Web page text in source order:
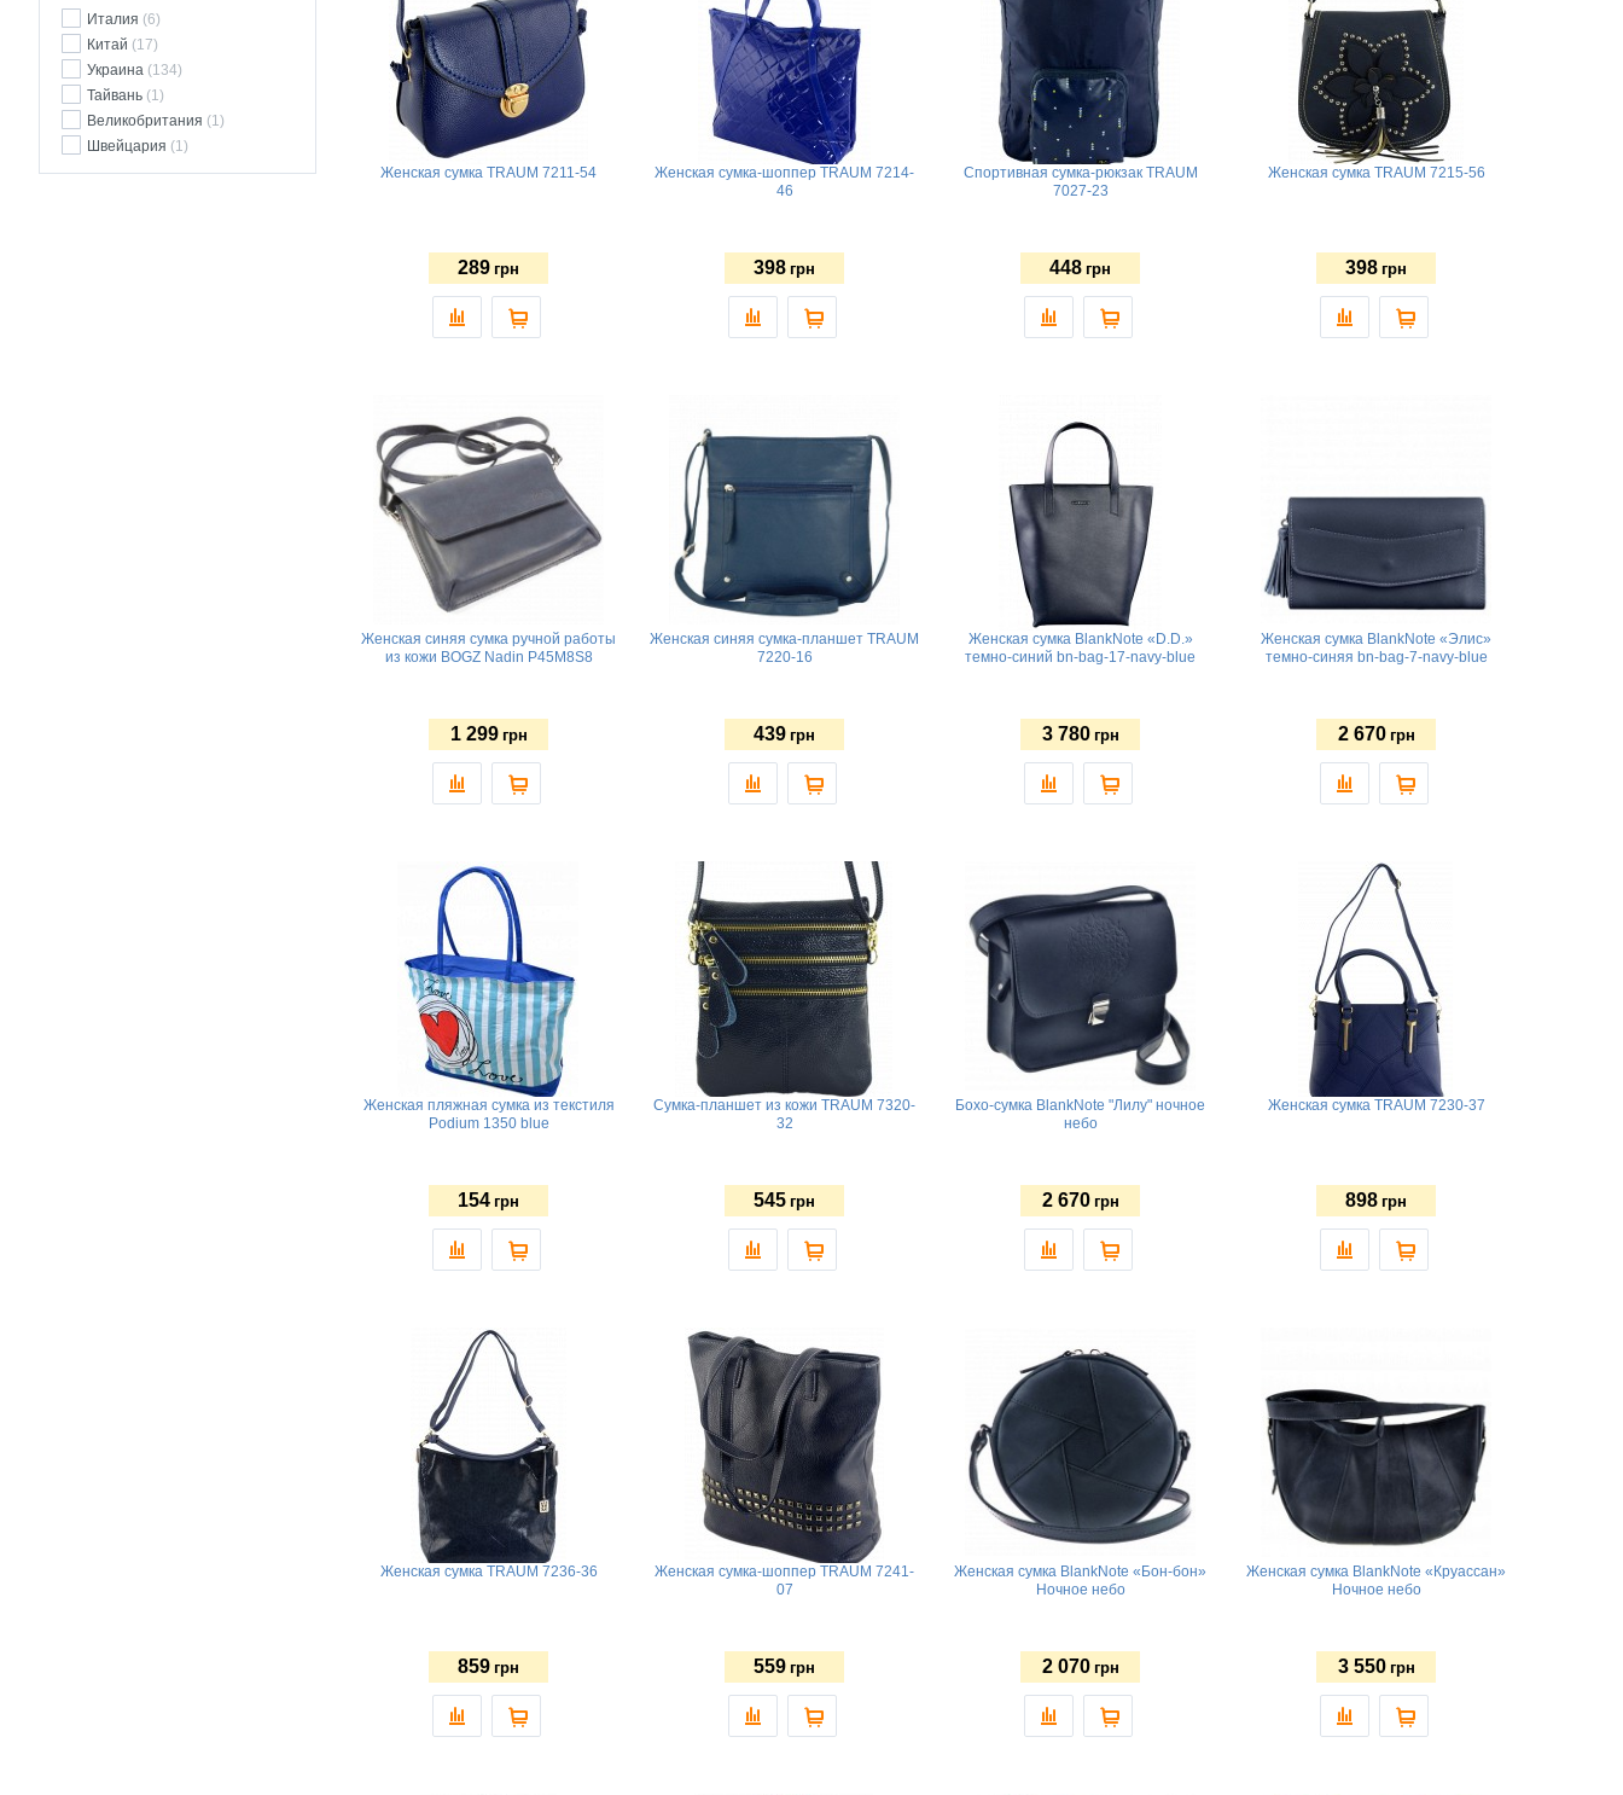
Италия (6)
Китай (17)
Украина (134)
Тайвань (1)
Великобритания (1)
Швейцария (1)
Женская сумка TRAUM 7211-54
289 грн
Женская сумка-шоппер TRAUM 7214-
46
398 грн
Спортивная сумка-рюкзак TRAUM
7027-23
448 грн
Женская сумка TRAUM 7215-56
398 грн
Женская синяя сумка ручной работы
из кожи BOGZ Nadin P45M8S8
1 299 грн
Женская синяя сумка-планшет TRAUM
7220-16
439 грн
Женская сумка BlankNote «D.D.»
темно-синий bn-bag-17-navy-blue
3 780 грн
Женская сумка BlankNote «Элис»
темно-синяя bn-bag-7-navy-blue
2 670 грн
Женская пляжная сумка из текстиля
Podium 1350 blue
154 грн
Сумка-планшет из кожи TRAUM 7320-
32
545 грн
Бохо-сумка BlankNote "Лилу" ночное
небо
2 670 грн
Женская сумка TRAUM 7230-37
898 грн
Женская сумка TRAUM 7236-36
859 грн
Женская сумка-шоппер TRAUM 7241-
07
559 грн
Женская сумка BlankNote «Бон-бон»
Ночное небо
2 070 грн
Женская сумка BlankNote «Круассан»
Ночное небо
3 550 грн